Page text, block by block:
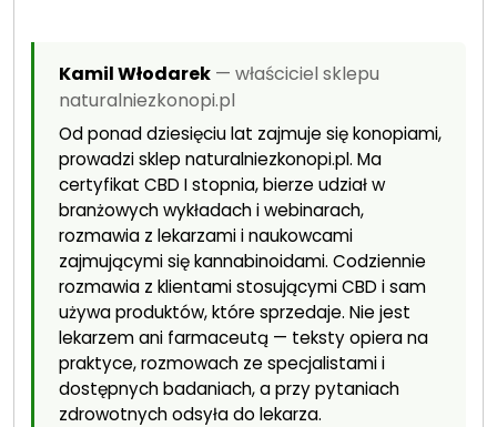
Kamil Włodarek — właściciel sklepu
naturalniezkonopi.pl
Od ponad dziesięciu lat zajmuje się konopiami,
prowadzi sklep naturalniezkonopi.pl. Ma
certyfikat CBD I stopnia, bierze udział w
branżowych wykładach i webinarach,
rozmawia z lekarzami i naukowcami
zajmującymi się kannabinoidami. Codziennie
rozmawia z klientami stosującymi CBD i sam
używa produktów, które sprzedaje. Nie jest
lekarzem ani farmaceutą — teksty opiera na
praktyce, rozmowach ze specjalistami i
dostępnych badaniach, a przy pytaniach
zdrowotnych odsyła do lekarza.